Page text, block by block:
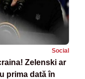
Social
Zelenski ar
prima dată în